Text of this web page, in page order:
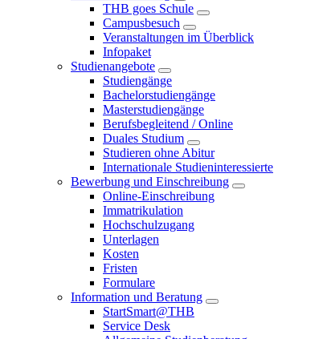
THB goes Schule
Campusbesuch
Veranstaltungen im Überblick
Infopaket
Studienangebote
Studiengänge
Bachelorstudiengänge
Masterstudiengänge
Berufsbegleitend / Online
Duales Studium
Studieren ohne Abitur
Internationale Studieninteressierte
Bewerbung und Einschreibung
Online-Einschreibung
Immatrikulation
Hochschulzugang
Unterlagen
Kosten
Fristen
Formulare
Information und Beratung
StartSmart@THB
Service Desk